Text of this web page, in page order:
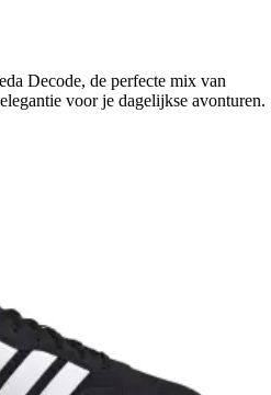
Decode, de perfecte mix van
voor je dagelijkse avonturen.